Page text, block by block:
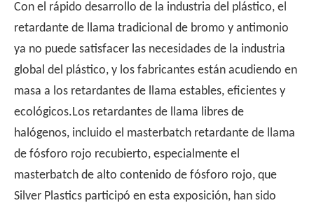
Con el rápido desarrollo de la industria del plástico, el
retardante de llama tradicional de bromo y antimonio
ya no puede satisfacer las necesidades de la industria
global del plástico, y los fabricantes están acudiendo en
masa a los retardantes de llama estables, eficientes y
ecológicos.Los retardantes de llama libres de
halógenos, incluido el masterbatch retardante de llama
de fósforo rojo recubierto, especialmente el
masterbatch de alto contenido de fósforo rojo, que
Silver Plastics participó en esta exposición, han sido